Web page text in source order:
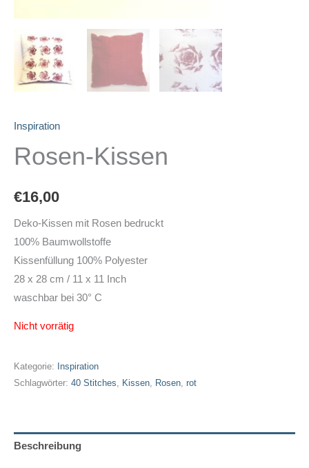
Inspiration
Rosen-Kissen
€16,00
Deko-Kissen mit Rosen bedruckt
100% Baumwollstoffe
Kissenfüllung 100% Polyester
28 x 28 cm / 11 x 11 Inch
waschbar bei 30° C
Nicht vorrätig
Kategorie:
Inspiration
Schlagwörter: 40 Stitches, Kissen, Rosen, rot
Beschreibung